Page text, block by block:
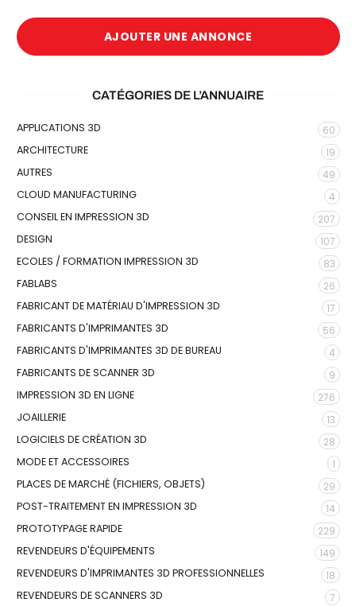
AJOUTER UNE ANNONCE
CATÉGORIES DE L’ANNUAIRE
APPLICATIONS 3D
60
ARCHITECTURE
19
AUTRES
49
CLOUD MANUFACTURING
4
CONSEIL EN IMPRESSION 3D
207
DESIGN
107
ECOLES / FORMATION IMPRESSION 3D
83
FABLABS
26
FABRICANT DE MATÉRIAU D'IMPRESSION 3D
17
FABRICANTS D'IMPRIMANTES 3D
56
FABRICANTS D'IMPRIMANTES 3D DE BUREAU
4
FABRICANTS DE SCANNER 3D
9
IMPRESSION 3D EN LIGNE
276
JOAILLERIE
13
LOGICIELS DE CRÉATION 3D
28
MODE ET ACCESSOIRES
1
PLACES DE MARCHÉ (FICHIERS, OBJETS)
29
POST-TRAITEMENT EN IMPRESSION 3D
14
PROTOTYPAGE RAPIDE
229
REVENDEURS D'ÉQUIPEMENTS
149
REVENDEURS D'IMPRIMANTES 3D PROFESSIONNELLES
18
REVENDEURS DE SCANNERS 3D
7